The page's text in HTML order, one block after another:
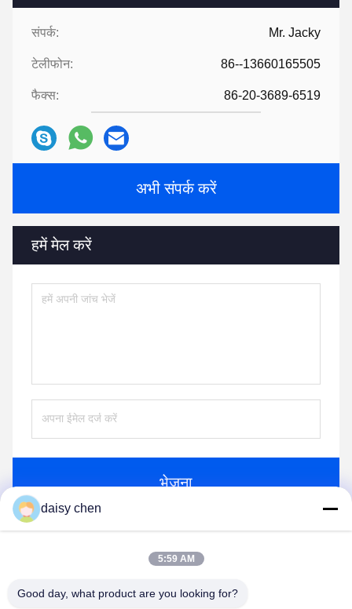
संपर्क: Mr. Jacky
टेलीफोन: 86--13660165505
फैक्स: 86-20-3689-6519
अभी संपर्क करें
हमें मेल करें
भेजना
इसी तरह के उत्पादों
daisy chen
5:59 AM
Good day, what product are you looking for?